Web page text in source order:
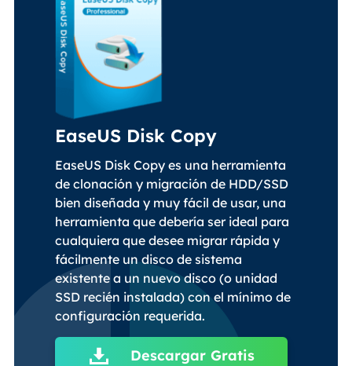
EaseUS Disk Copy
EaseUS Disk Copy es una herramienta
de clonación y migración de HDD/SSD
bien diseñada y muy fácil de usar, una
herramienta que debería ser ideal para
cualquiera que desee migrar rápida y
fácilmente un disco de sistema
existente a un nuevo disco (o unidad
SSD recién instalada) con el mínimo de
configuración requerida.
Descargar Gratis